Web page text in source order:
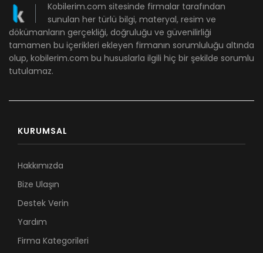
Kobilerim.com sitesinde firmalar tarafından
sunulan her türlü bilgi, materyal, resim ve
dökümanların gerçekliği, doğruluğu ve güvenilirliği
tamamen bu içerikleri ekleyen firmanın sorumluluğu altında
olup, kobilerim.com bu hususlarla ilgili hiç bir şekilde sorumlu
tutulamaz.
KURUMSAL
Hakkımızda
Bize Ulaşın
Destek Verin
Yardım
Firma Kategorileri